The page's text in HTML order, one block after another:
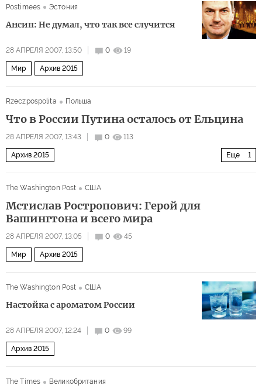
Postimees Эстония
Ансип: Не думал, что так все случится
28 АПРЕЛЯ 2007, 13:50 0 19
Мир Архив 2015
Rzeczpospolita Польша
Что в России Путина осталось от Ельцина
28 АПРЕЛЯ 2007, 13:43 0 113
Еще 1
Архив 2015
The Washington Post
США
Мстислав Ростропович: Герой для
Вашингтона и всего мира
28 АПРЕЛЯ 2007, 13:05 0 45
Мир Архив 2015
The Washington Post США
Настойка с ароматом России
28 АПРЕЛЯ 2007, 12:24 0 99
Архив 2015
The Times Великобритания